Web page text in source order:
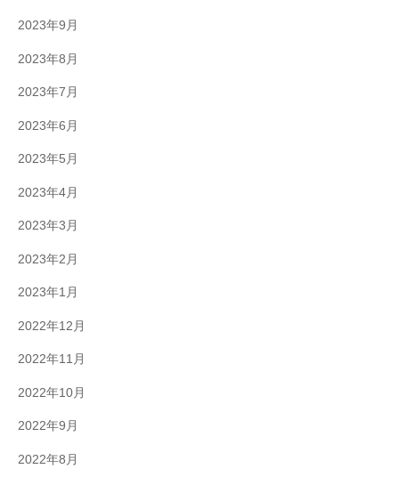
2023年9月
2023年8月
2023年7月
2023年6月
2023年5月
2023年4月
2023年3月
2023年2月
2023年1月
2022年12月
2022年11月
2022年10月
2022年9月
2022年8月